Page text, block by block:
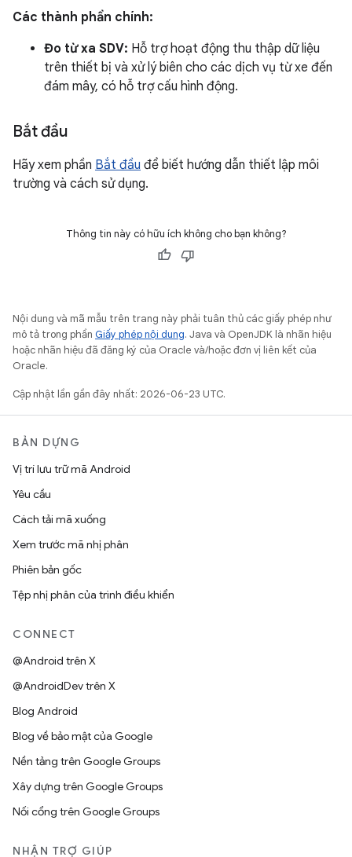
Các thành phần chính:
Đo từ xa SDV: Hỗ trợ hoạt động thu thập dữ liệu
trên thiết bị và xử lý biên cho các dịch vụ từ xe đến
đám mây, có hỗ trợ cấu hình động.
Bắt đầu
Hãy xem phần Bắt đầu để biết hướng dẫn thiết lập môi
trường và cách sử dụng.
Thông tin này có hữu ích không cho bạn không?
Nội dung và mã mẫu trên trang này phải tuân thủ các giấy phép như
mô tả trong phần Giấy phép nội dung. Java và OpenJDK là nhãn hiệu
hoặc nhãn hiệu đã đăng ký của Oracle và/hoặc đơn vị liên kết của
Oracle.
Cập nhật lần gần đây nhất: 2026-06-23 UTC.
BẢN DỰNG
Vị trí lưu trữ mã Android
Yêu cầu
Cách tải mã xuống
Xem trước mã nhị phân
Phiên bản gốc
Tệp nhị phân của trình điều khiển
CONNECT
@Android trên X
@AndroidDev trên X
Blog Android
Blog về bảo mật của Google
Nền tảng trên Google Groups
Xây dựng trên Google Groups
Nối cổng trên Google Groups
NHẬN TRỢ GIÚP